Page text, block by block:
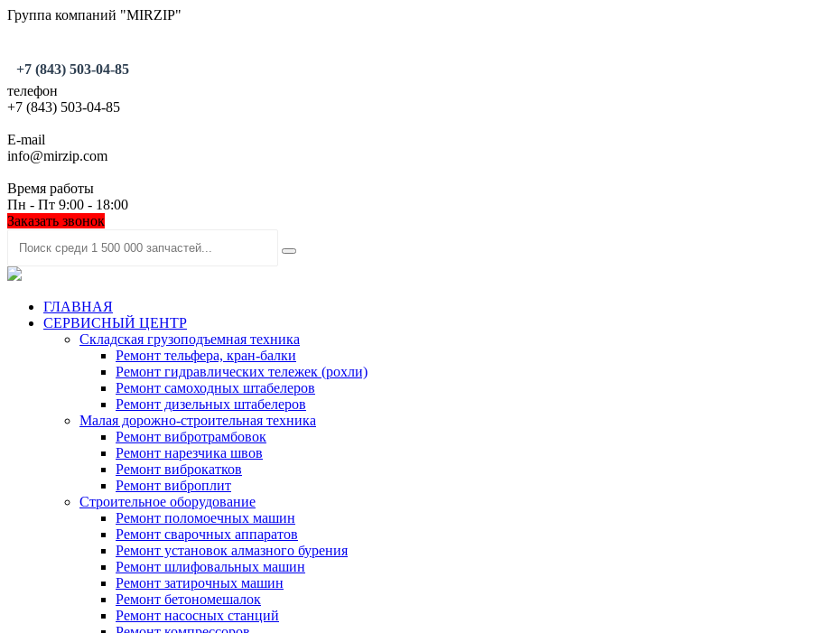
Группа компаний "MIRZIP"
+7 (843) 503-04-85
телефон
+7 (843) 503-04-85
E-mail
info@mirzip.com
Время работы
Пн - Пт 9:00 - 18:00
Заказать звонок
ГЛАВНАЯ
СЕРВИСНЫЙ ЦЕНТР
Складская грузоподъемная техника
Ремонт тельфера, кран-балки
Ремонт гидравлических тележек (рохли)
Ремонт самоходных штабелеров
Ремонт дизельных штабелеров
Малая дорожно-строительная техника
Ремонт вибротрамбовок
Ремонт нарезчика швов
Ремонт виброкатков
Ремонт виброплит
Строительное оборудование
Ремонт поломоечных машин
Ремонт сварочных аппаратов
Ремонт установок алмазного бурения
Ремонт шлифовальных машин
Ремонт затирочных машин
Ремонт бетономешалок
Ремонт насосных станций